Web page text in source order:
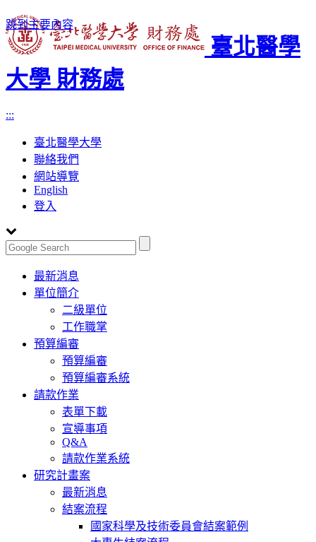
跳到主要內容
臺北醫學
大學 財務處
:::
臺北醫學大學
聯絡我們
網站導覽
English
登入
Toggle
navigation
最新消息
單位簡介
二級單位
工作職掌
預算編審
預算編審
預算編審系統
請款作業
表單下載
宣導事項
Q&A
請款作業系統
研究計畫案
最新消息
結案流程
國家科學及技術委員會結案範例